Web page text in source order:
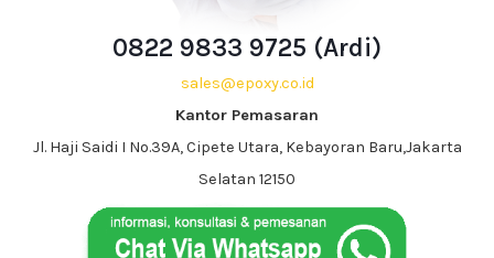
0822 9833 9725 (Ardi)
sales@epoxy.co.id
Kantor Pemasaran
Jl. Haji Saidi I No.39A, Cipete Utara, Kebayoran Baru,Jakarta
Selatan 12150